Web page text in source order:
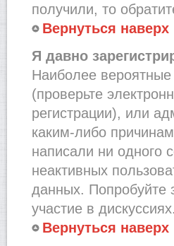
получили, то
Вернуться наверх
Я давно
Наиболее
(проверьте
регистрации), или
каким-либо
написали ни одного
неактивных
данных. Попробуйте
участие в дискуссиях.
Вернуться наверх